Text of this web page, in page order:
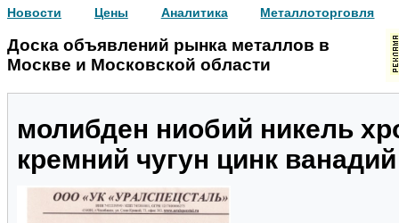
Новости Цены Аналитика Металлоторговля
Доска объявлений рынка металлов в
Москве и Московской области
молибден ниобий никель
кремний чугун цинк